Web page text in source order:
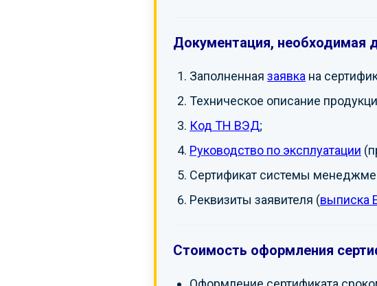
Документация, необходимая
Заполненная заявка на
Техническое описание
Код ТН ВЭД;
Руководство по эксплуатации
Сертификат системы
Реквизиты заявителя (выписка
Стоимость оформления